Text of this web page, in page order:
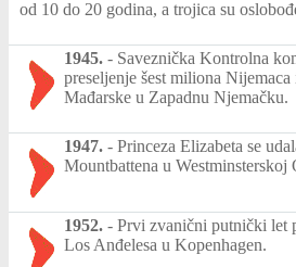
od 10 do 20 godina, a trojica su
1945. - Saveznička Kontrolna
preseljenje šest miliona
Mađarske u Zapadnu Njemačku.
1947. - Princeza Elizabeta se
Mountbattena u
1952. - Prvi zvanični putnički let
Los Anđelesa u Kopenhagen.